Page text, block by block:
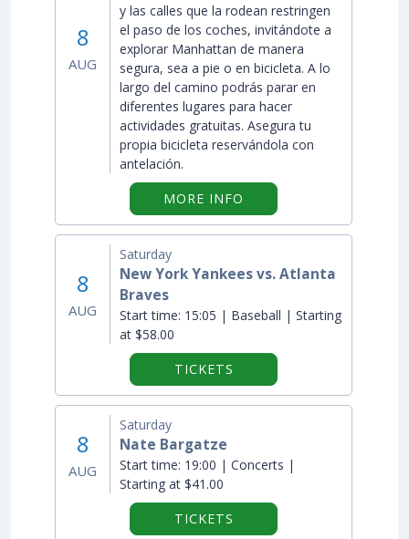
8
AUG
y las calles que la rodean restringen
el paso de los coches, invitándote a
explorar Manhattan de manera
segura, sea a pie o en bicicleta. A lo
largo del camino podrás parar en
diferentes lugares para hacer
actividades gratuitas. Asegura tu
propia bicicleta reservándola con
antelación.
MORE INFO
8
AUG
Saturday
New York Yankees vs. Atlanta
Braves
Start time: 15:05 | Baseball | Starting
at $58.00
TICKETS
8
AUG
Saturday
Nate Bargatze
Start time: 19:00 | Concerts |
Starting at $41.00
TICKETS